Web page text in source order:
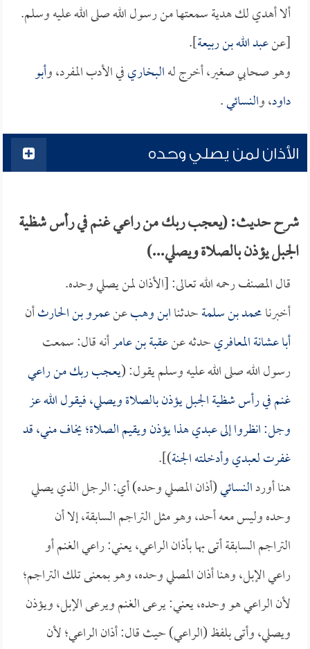
ألا أهدي لك هدية سمعتها من رسول الله صلى الله عليه وسلم.
[عنعبد الله بن ربيعة].
وهو صحابي صغير، أخرج لهالبخاريفي الأدب المفرد، وأبو
داود، والنسائي.
الأذان لمن يصلي وحده
شرح حديث: (يعجب ربك من راعي غنم في رأس شظية
الجبل يؤذن بالصلاة ويصلي...)
قال المصنف رحمه الله تعالى: [الأذان لمن يصلي وحده.
أخبرنامحمد بن سلمةحدثناابن وهبعنعمرو بن الحارثأن
أبا عشانة المعافريحدثه عنعقبة بن عامرأنه قال: سمعت
رسول الله صلى الله عليه وسلم يقول: (يعجب ربك من راعي
غنم في رأس شظية الجبل يؤذن بالصلاة ويصلي، فيقول الله عز
وجل: انظروا إلى عبدي هذا يؤذن ويقيم الصلاة؛ يخاف مني، قد
غفرت لعبدي وأدخلته الجنة)].
هنا أوردالنسائي(أذان المصلي وحده) أي: الرجل الذي يصلي
وحده وليس معه أحد، وهو مثل التراجم السابقة، إلا أن
التراجم السابقة أتى بها بأذان الراعي، يعني: راعي الغنم أو
راعي الإبل، وهنا أذان المصلي وحده، وهو بمعنى تلك التراجم؛
لأن الراعي هو وحده، يعني: يرعى الغنم ويرعى الإبل، ويؤذن
ويصلي، وأتى بلفظ (الراعي) حيث قال: أذان الراعي؛ لأن